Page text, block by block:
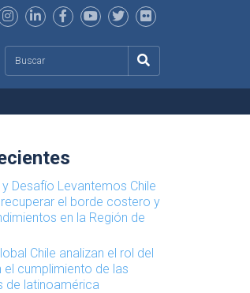
Desafío Levantemos Chile
el borde costero y
en la Región de
Chile analizan el rol del
el cumplimiento de las
de latinoamérica